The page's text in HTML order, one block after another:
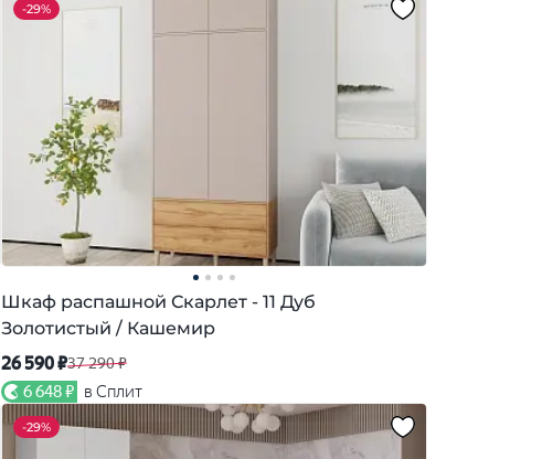
-29%
Шкаф распашной Скарлет - 11 Дуб
Золотистый / Кашемир
26 590 ₽37 290 ₽
6 648 ₽ в Сплит
-29%